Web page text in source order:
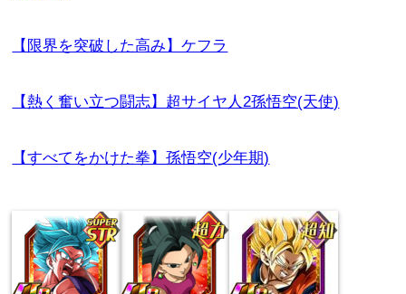
【限界を突破した高み】ケフラ
【熱く奮い立つ闘志】超サイヤ人2孫悟空(天使)
【すべてをかけた拳】孫悟空(少年期)